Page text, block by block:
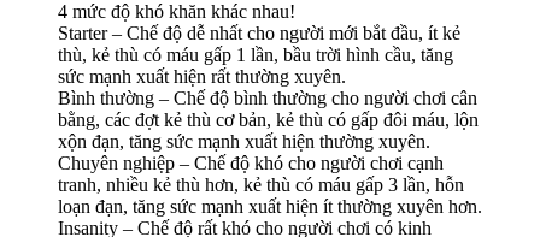
4 mức độ khó khăn khác nhau!
Starter – Chế độ dễ nhất cho người mới bắt đầu, ít kẻ
thù, kẻ thù có máu gấp 1 lần, bầu trời hình cầu, tăng
sức mạnh xuất hiện rất thường xuyên.
Bình thường – Chế độ bình thường cho người chơi cân
bằng, các đợt kẻ thù cơ bản, kẻ thù có gấp đôi máu, lộn
xộn đạn, tăng sức mạnh xuất hiện thường xuyên.
Chuyên nghiệp – Chế độ khó cho người chơi cạnh
tranh, nhiều kẻ thù hơn, kẻ thù có máu gấp 3 lần, hỗn
loạn đạn, tăng sức mạnh xuất hiện ít thường xuyên hơn.
Insanity – Chế độ rất khó cho người chơi có kinh